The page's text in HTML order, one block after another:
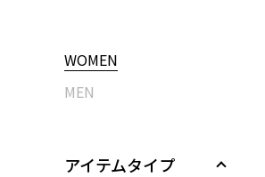
WOMEN
MEN
アイテムタイプ